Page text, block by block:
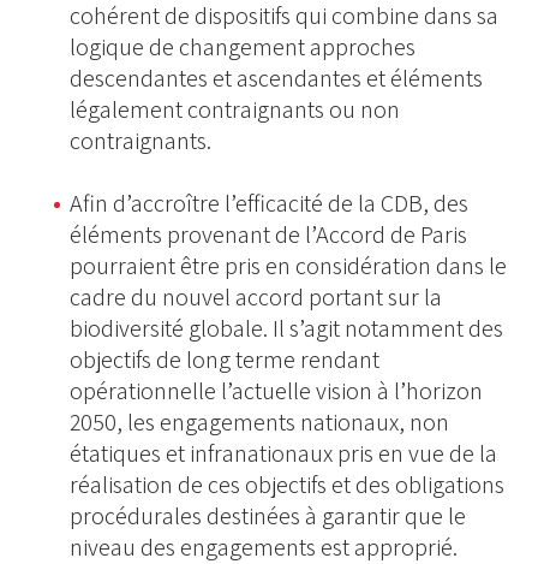
cohérent de dispositifs qui combine dans sa
logique de changement approches
descendantes et ascendantes et éléments
légalement contraignants ou non
contraignants.
Afin d’accroître l’efficacité de la CDB, des
éléments provenant de l’Accord de Paris
pourraient être pris en considération dans le
cadre du nouvel accord portant sur la
biodiversité globale. Il s’agit notamment des
objectifs de long terme rendant
opérationnelle l’actuelle vision à l’horizon
2050, les engagements nationaux, non
étatiques et infranationaux pris en vue de la
réalisation de ces objectifs et des obligations
procédurales destinées à garantir que le
niveau des engagements est approprié.